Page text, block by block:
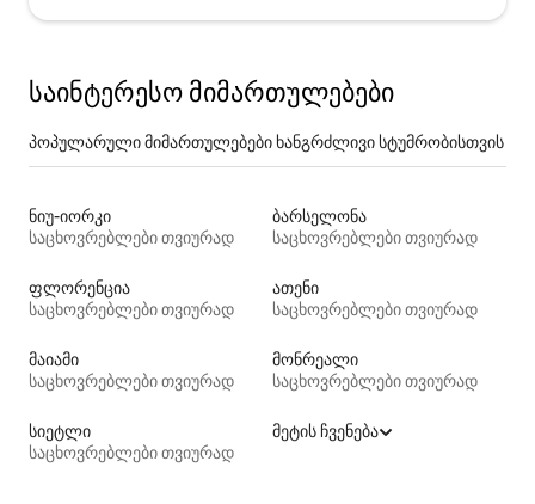
საინტერესო მიმართულებები
პოპულარული მიმართულებები ხანგრძლივი სტუმრობისთვის
ნიუ-იორკი
საცხოვრებლები თვიურად
ბარსელონა
საცხოვრებლები თვიურად
ფლორენცია
საცხოვრებლები თვიურად
ათენი
საცხოვრებლები თვიურად
მაიამი
საცხოვრებლები თვიურად
მონრეალი
საცხოვრებლები თვიურად
სიეტლი
საცხოვრებლები თვიურად
მეტის ჩვენება